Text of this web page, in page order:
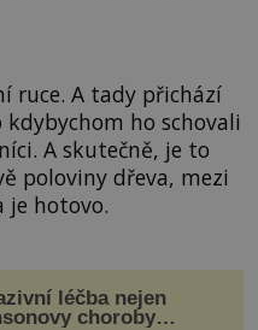
ruce. A tady přichází
ho schovali
A skutečně, je to
poloviny dřeva, mezi
hotovo.
léčba nejen
choroby